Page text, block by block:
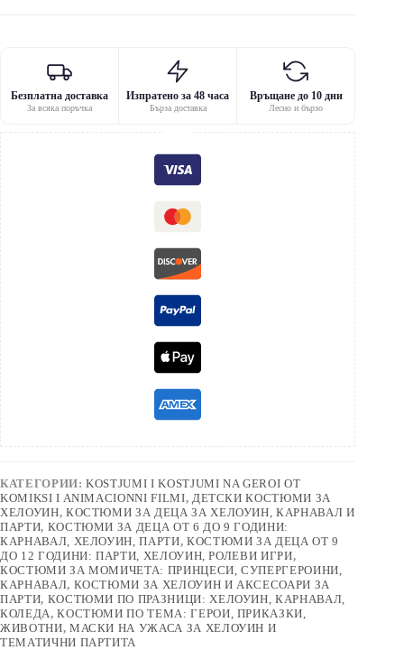
Безплатна доставка
За всяка поръчка
Изпратено за 48 часа
Бърза доставка
Връщане до 10 дни
Лесно и бързо
КАТЕГОРИИ:KOSTJUMI I KOSTJUMI NA GEROI OT
KOMIKSI I ANIMACIONNI FILMI, ДЕТСКИ КОСТЮМИ ЗА
ХЕЛОУИН, КОСТЮМИ ЗА ДЕЦА ЗА ХЕЛОУИН, КАРНАВАЛ И
ПАРТИ, КОСТЮМИ ЗА ДЕЦА ОТ 6 ДО 9 ГОДИНИ:
КАРНАВАЛ, ХЕЛОУИН, ПАРТИ, КОСТЮМИ ЗА ДЕЦА ОТ 9
ДО 12 ГОДИНИ: ПАРТИ, ХЕЛОУИН, РОЛЕВИ ИГРИ,
КОСТЮМИ ЗА МОМИЧЕТА: ПРИНЦЕСИ, СУПЕРГЕРОИНИ,
КАРНАВАЛ, КОСТЮМИ ЗА ХЕЛОУИН И АКСЕСОАРИ ЗА
ПАРТИ, КОСТЮМИ ПО ПРАЗНИЦИ: ХЕЛОУИН, КАРНАВАЛ,
КОЛЕДА,КОСТЮМИ ПО ТЕМА: ГЕРОИ, ПРИКАЗКИ,
ЖИВОТНИ, МАСКИ НА УЖАСА ЗА ХЕЛОУИН И
ТЕМАТИЧНИ ПАРТИТА